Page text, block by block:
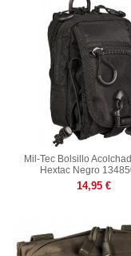
Mil-Tec Bolsillo
Hextac Negro
14,95 €